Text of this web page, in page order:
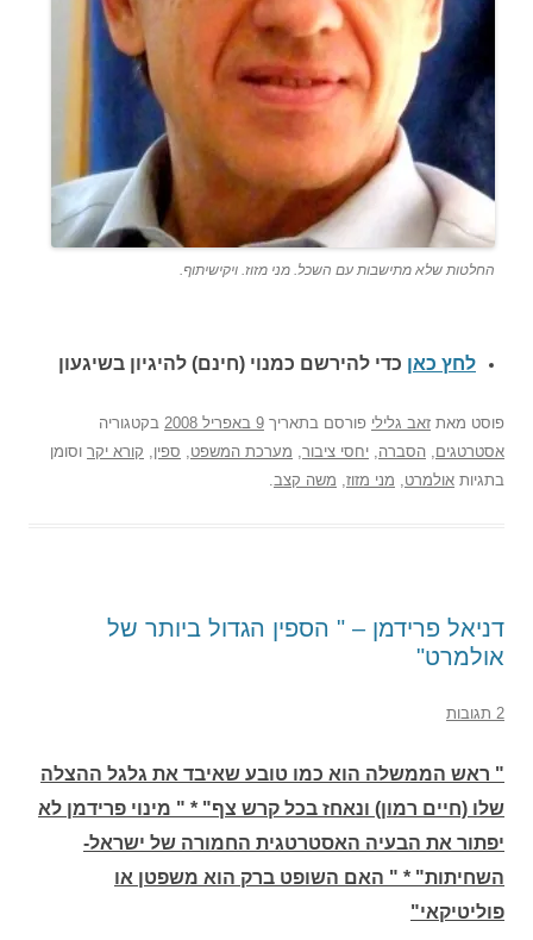
החלטות שלא מתישבות עם השכל. מני מזוז. ויקישיתוף.
לחץ כאן כדי להירשם כמנוי (חינם) להיגיון בשיגעון
פוסט מאת זאב גלילי פורסם בתאריך 9 באפריל 2008
בקטגוריה
אסטרטגים, הסברה, יחסי ציבור, מערכת המשפט, ספין, קורא יקר וסומן
בתגיות אולמרט, מני מזוז, משה קצב.
דניאל פרידמן – " הספין הגדול ביותר של
אולמרט"
2 תגובות
" ראש הממשלה הוא כמו טובע שאיבד את גלגל ההצלה
שלו (חיים רמון) ונאחז בכל קרש צף" * " מינוי פרידמן לא
יפתור את הבעיה האסטרטגית החמורה של ישראל-
השחיתות" * " האם השופט ברק הוא משפטן או
פוליטיקאי"